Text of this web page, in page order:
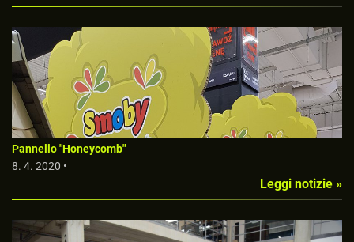
Pannello "Honeycomb"
8. 4. 2020 •
Leggi notizie »